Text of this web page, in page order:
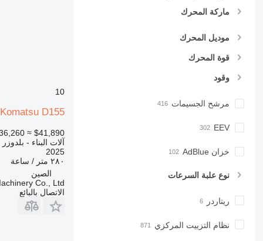
AP
CB
D series
E-series
GC
MH
PM
V-series
ماركة المحرك
موديل المحرك
قوة المحرك
وقود
مرشح الجسيمات
EEV
خزان AdBlue
نوع علبة السرعات
ريتاردر
نظام التزييت المركزي
10
Komatsu D155
$41,890
≈ €36,260
آلات البناء - بلدوزر
2025
٢٨٠ متر / ساعة
الصين
Co., Ltd.
الاتصال بالبائع